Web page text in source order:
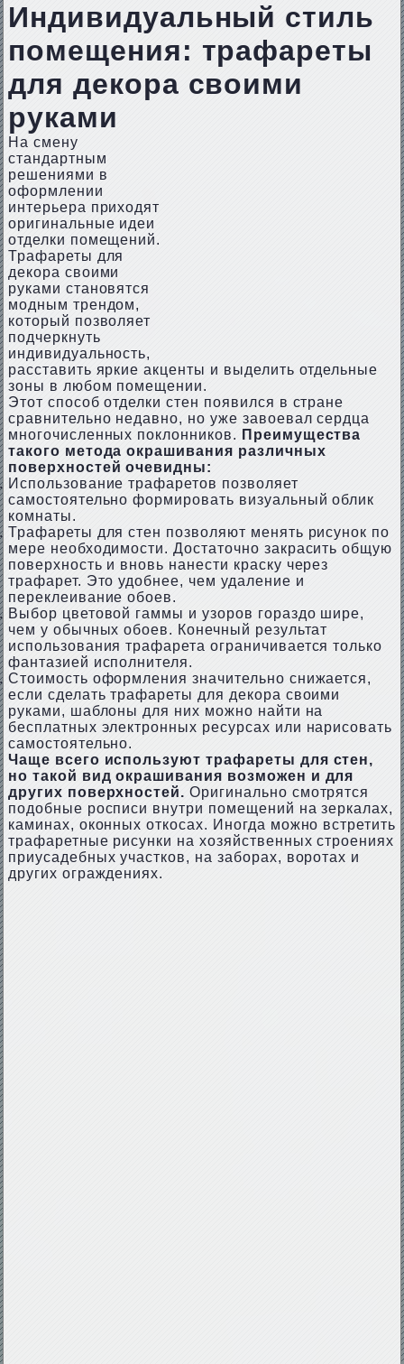
Индивидуальный стиль
помещения: трафареты
для декора своими
руками
На смену
стандартным
решениями в
оформлении
интерьера приходят
оригинальные идеи
отделки помещений.
Трафареты для
декора своими
руками становятся
модным трендом,
который позволяет
подчеркнуть
индивидуальность,
расставить яркие акценты и выделить отдельные
зоны в любом помещении.
Этот способ отделки стен появился в стране
сравнительно недавно, но уже завоевал сердца
многочисленных поклонников. Преимущества
такого метода окрашивания различных
поверхностей очевидны:
Использование трафаретов позволяет
самостоятельно формировать визуальный облик
комнаты.
Трафареты для стен позволяют менять рисунок по
мере необходимости. Достаточно закрасить общую
поверхность и вновь нанести краску через
трафарет. Это удобнее, чем удаление и
переклеивание обоев.
Выбор цветовой гаммы и узоров гораздо шире,
чем у обычных обоев. Конечный результат
использования трафарета ограничивается только
фантазией исполнителя.
Стоимость оформления значительно снижается,
если сделать трафареты для декора своими
руками, шаблоны для них можно найти на
бесплатных электронных ресурсах или нарисовать
самостоятельно.
Чаще всего используют трафареты для стен,
но такой вид окрашивания возможен и для
других поверхностей. Оригинально смотрятся
подобные росписи внутри помещений на зеркалах,
каминах, оконных откосах. Иногда можно встретить
трафаретные рисунки на хозяйственных строениях
приусадебных участков, на заборах, воротах и
других ограждениях.